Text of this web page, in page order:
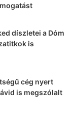
díszletei a Dóm
is
cég nyert
is megszólalt